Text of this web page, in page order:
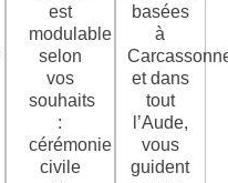
est
modulable
selon
vos
souhaits
:
cérémonie
civile
basées
à
et dans
tout
l’Aude,
vous
guident